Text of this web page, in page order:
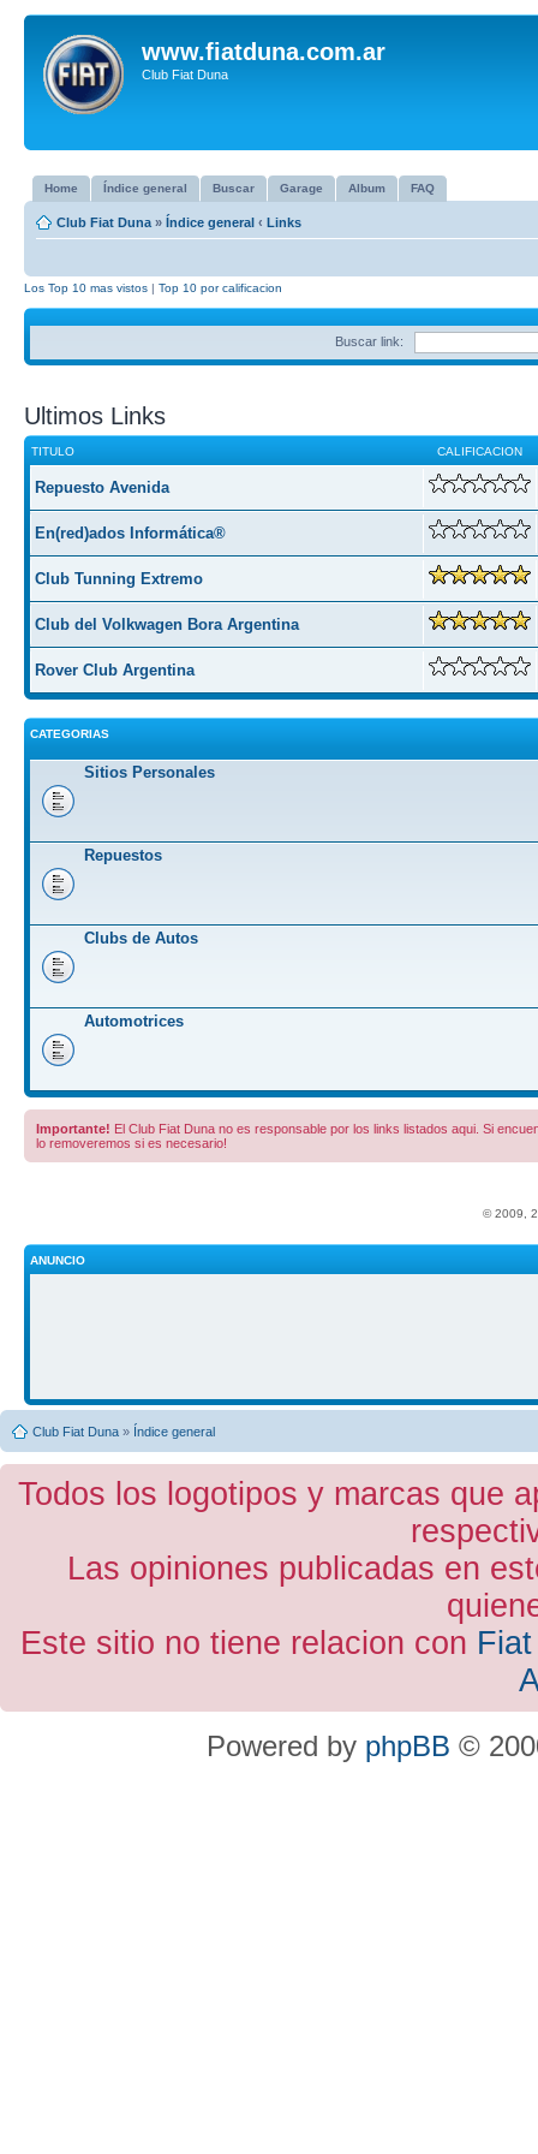
www.fiatduna.com.ar
Club Fiat Duna
Home Índice general Buscar Garage Album FAQ
Club Fiat Duna » Índice general ‹ Links
Los Top 10 mas vistos | Top 10 por calificacion
Buscar link:
Ultimos Links
TITULO CALIFICACION
Repuesto Avenida
En(red)ados Informática®
Club Tunning Extremo
Club del Volkwagen Bora Argentina
Rover Club Argentina
CATEGORIAS
Sitios Personales
Repuestos
Clubs de Autos
Automotrices
Importante! El Club Fiat Duna no es responsable por los links listados aqui. Si
lo removeremos si es necesario!
© 2009,
ANUNCIO
Club Fiat Duna » Índice general
Todos los logotipos y marcas que
Las opiniones publicadas en
Este sitio no tiene relacion con
Powered by phpBB ©